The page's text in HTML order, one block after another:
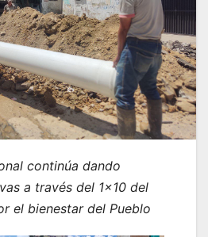
continúa dando
a través del 1×10 del
el bienestar del Pueblo